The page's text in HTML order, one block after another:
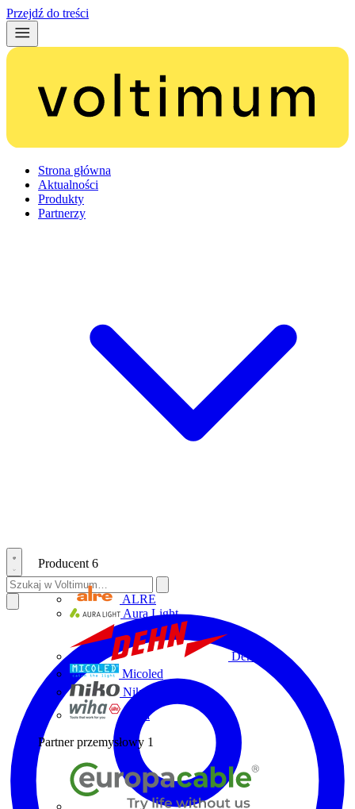
Przejdź do treści
Strona główna
Aktualności
Produkty
Partnerzy
Producent 6
ALRE
Aura Light
Dehn
Micoled
Niko
Wiha
Partner przemysłowy 1